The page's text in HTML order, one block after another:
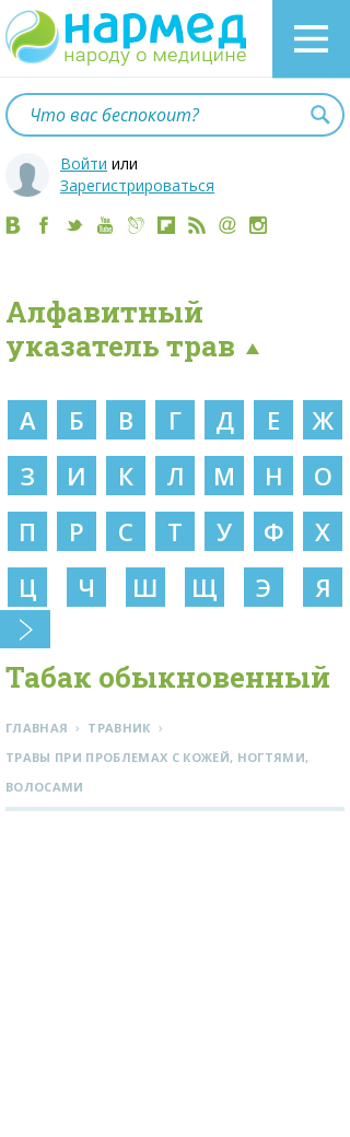
Войти или
Зарегистрироваться
Алфавитный
указатель трав
А Б В Г Д Е
Ж
З
И К Л М Н
О
П
Р С Т У Ф
Х
Ц
Ч Ш Щ Э Я
Табак обыкновенный
ГЛАВНАЯ › ТРАВНИК ›
ТРАВЫ ПРИ ПРОБЛЕМАХ С КОЖЕЙ, НОГТЯМИ,
ВОЛОСАМИ